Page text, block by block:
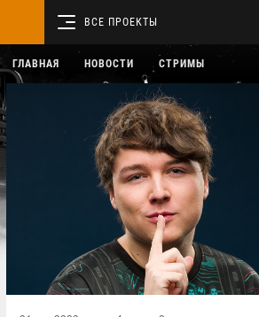
ВСЕ ПРОЕКТЫ
ГЛАВНАЯ НОВОСТИ СТРИМЫ